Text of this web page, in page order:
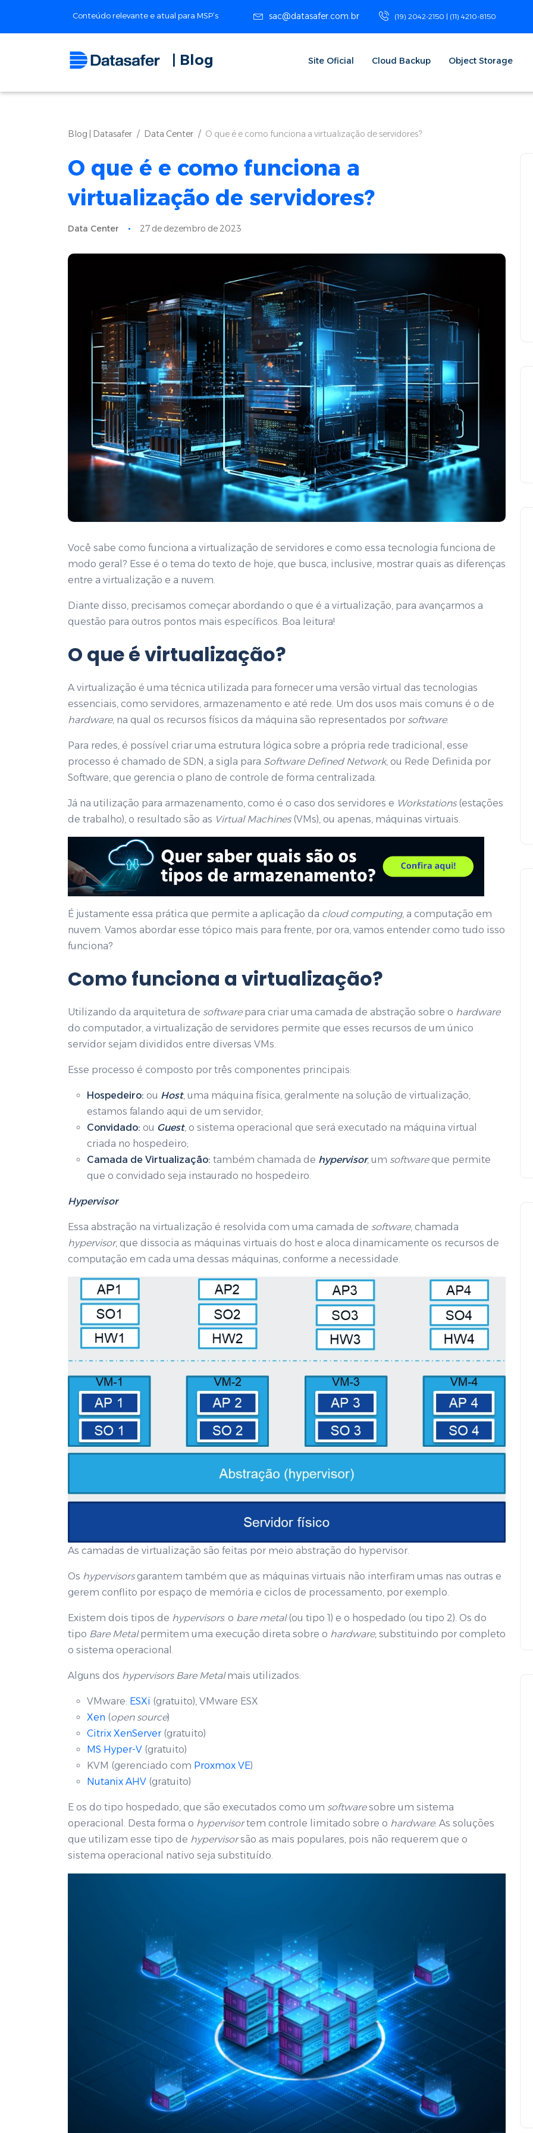
Conteúdo relevante e atual para MSP’s sac@datasafer.com.br (19) 2042-2150 | (11) 4210-8150
| Blog Site Oficial Cloud Backup Object Storage
Blog | Datasafer Data Center O que é e como funciona a virtualização de servidores?
O que é e como funciona a
virtualização de servidores?
Data Center 27 de dezembro de 2023
Você sabe como funciona a virtualização de servidores e como essa tecnologia funciona de
modo geral? Esse é o tema do texto de hoje, que busca, inclusive, mostrar quais as diferenças
entre a virtualização e a nuvem.
Diante disso, precisamos começar abordando o que é a virtualização, para avançarmos a
questão para outros pontos mais específicos. Boa leitura!
O que évirtualização?
A virtualização é uma técnica utilizada para fornecer uma versão virtual das tecnologias
essenciais, como servidores, armazenamento e até rede. Um dos usos mais comuns é o de
hardware, na qual os recursos físicos da máquina são representados por software.
Para redes, é possível criar uma estrutura lógica sobre a própria rede tradicional, esse
processo é chamado de SDN, a sigla para Software Defined Network, ou Rede Definida por
Software, que gerencia o plano de controle de forma centralizada.
Já na utilização para armazenamento, como é o caso dos servidores e Workstations(estações
de trabalho), o resultado são as Virtual Machines(VMs), ou apenas, máquinas virtuais.
É justamente essa prática que permite a aplicação da cloud computing, a computação em
nuvem. Vamos abordar esse tópico mais para frente, por ora, vamos entender como tudo isso
funciona?
Como funciona a virtualização?
Utilizando da arquitetura de softwarepara criar uma camada de abstração sobre o hardware
do computador, a virtualização de servidores permite que esses recursos de um único
servidor sejam divididos entre diversas VMs.
Esse processo é composto por três componentes principais:
Hospedeiro: ou Host, uma máquina física, geralmente na solução de virtualização,
estamos falando aqui de um servidor;
Convidado: ou Guest, o sistema operacional que será executado na máquina virtual
criada no hospedeiro;
Camada de Virtualização: também chamada de hypervisor, um softwareque permite
que o convidado seja instaurado no hospedeiro.
Hypervisor
Essa abstração na virtualização é resolvida com uma camada de software, chamada
hypervisor, que dissocia as máquinas virtuais do host e aloca dinamicamente os recursos de
computação em cada uma dessas máquinas, conforme a necessidade.
As camadas de virtualização são feitas por meio abstração do hypervisor.
Os hypervisorsgarantem também que as máquinas virtuais não interfiram umas nas outras e
gerem conflito por espaço de memória e ciclos de processamento, por exemplo.
Existem dois tipos de hypervisors: o bare metal(ou tipo 1) e o hospedado (ou tipo 2). Os do
tipo Bare Metalpermitem uma execução direta sobre o hardware, substituindo por completo
o sistema operacional.
Alguns dos hypervisors Bare Metalmais utilizados:
VMware: ESXi (gratuito), VMware ESX
Xen (open source)
Citrix XenServer (gratuito)
MS Hyper-V (gratuito)
KVM (gerenciado com Proxmox VE)
Nutanix AHV (gratuito)
E os do tipo hospedado, que são executados como um softwaresobre um sistema
operacional. Desta forma o hypervisortem controle limitado sobre o hardware. As soluções
que utilizam esse tipo de hypervisorsão as mais populares, pois não requerem que o
sistema operacional nativo seja substituído.
revolução no